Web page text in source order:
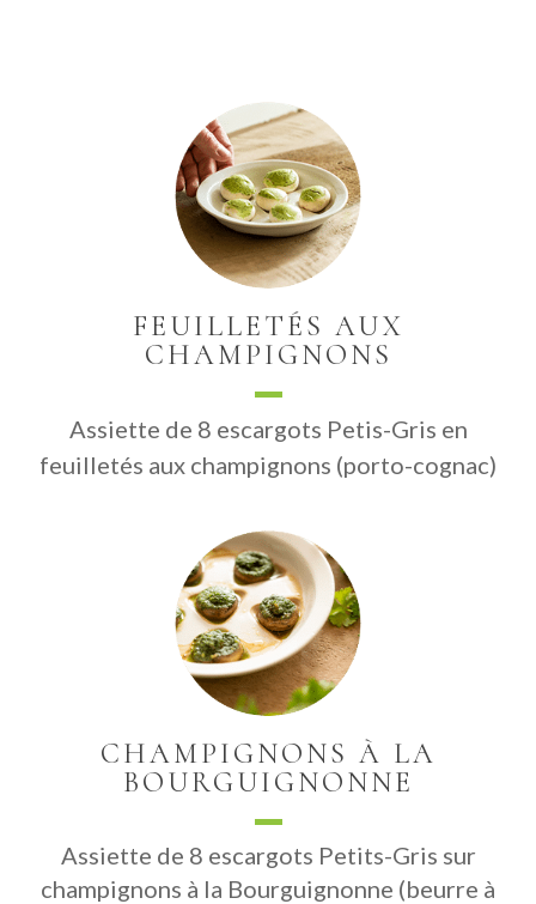
FEUILLETÉS AUX
CHAMPIGNONS
Assiette de 8 escargots Petis-Gris en
feuilletés aux champignons (porto-cognac)
CHAMPIGNONS À LA
BOURGUIGNONNE
Assiette de 8 escargots Petits-Gris sur
champignons à la Bourguignonne (beurre à